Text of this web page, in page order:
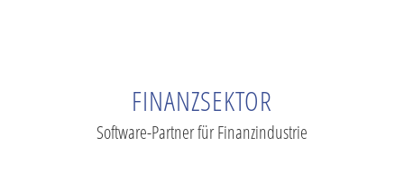
FINANZSEKTOR
Software-Partner für Finanzindustrie